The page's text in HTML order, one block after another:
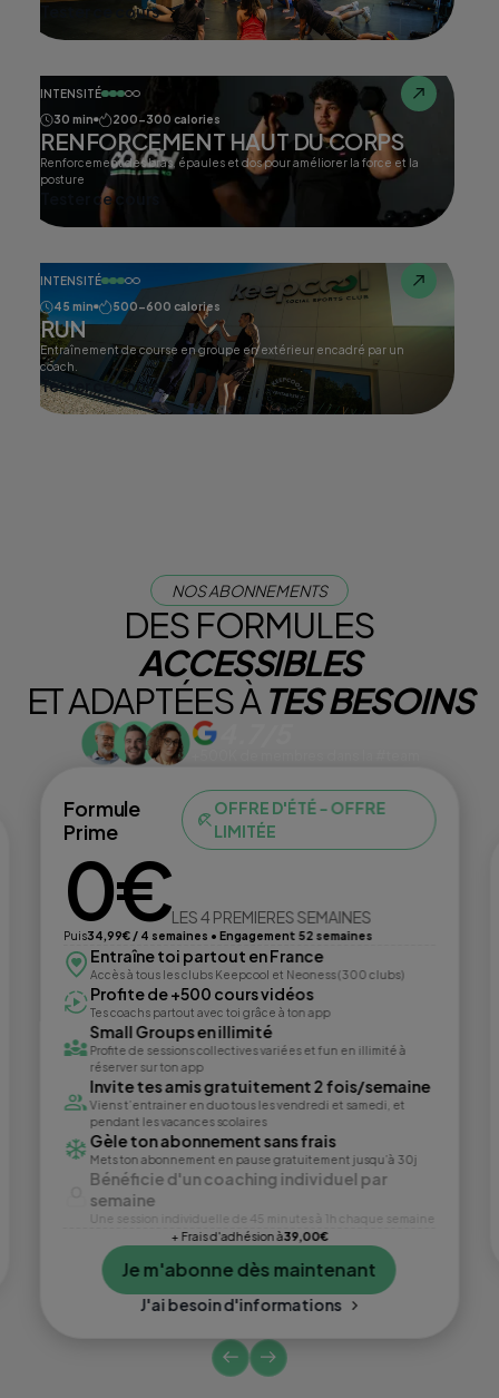
Tester ce cours
INTENSITÉ
30 min
200-300 calories
RENFORCEMENT HAUT DU CORPS
Renforcement des bras, épaules et dos pour améliorer la force et la
posture
Tester ce cours
INTENSITÉ
45 min
500-600 calories
RUN
Entraînement de course en groupe en extérieur encadré par un
coach.
Tester ce cours
NOS ABONNEMENTS
DES FORMULES
ACCESSIBLES
ET ADAPTÉES ÀTES BESOINS
Formule
Prime
OFFRE D'ÉTÉ - OFFRE
LIMITÉE
0€LES 4 PREMIERES SEMAINES
Puis34,99€ / 4 semaines • Engagement 52 semaines
Entraîne toi partout en France
Accès à tous les clubs Keepcool et Neoness (300 clubs)
Profite de +500 cours vidéos
Tes coachs partout avec toi grâce à ton app
Small Groups en illimité
Profite de sessions collectives variées et fun en illimité à
réserver sur ton app
Invite tes amis gratuitement 2 fois/semaine
Viens t’entrainer en duo tous les vendredi et samedi, et
pendant les vacances scolaires
Gèle ton abonnement sans frais
Mets ton abonnement en pause gratuitement jusqu’à 30j
Bénéficie d'un coaching individuel par
semaine
Une session individuelle de 45 minutes à 1h chaque semaine
+ Frais d'adhésion à39,00€
Je m'abonne dès maintenant
J'ai besoin d'informations